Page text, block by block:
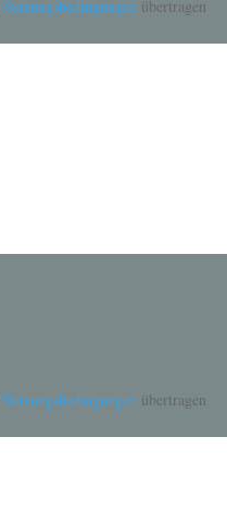
Nutzungsbedingungen übertragen
Nutzungsbedingungen übertragen